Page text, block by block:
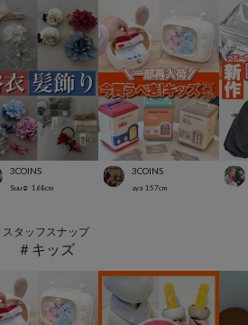
3COINS
Suu☺︎ 168cm
3COINS
aya 157cm
スタッフスナップ
＃キッズ